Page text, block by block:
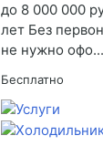
до 8 000 000
лет Без
не нужно офо...
Бесплатно